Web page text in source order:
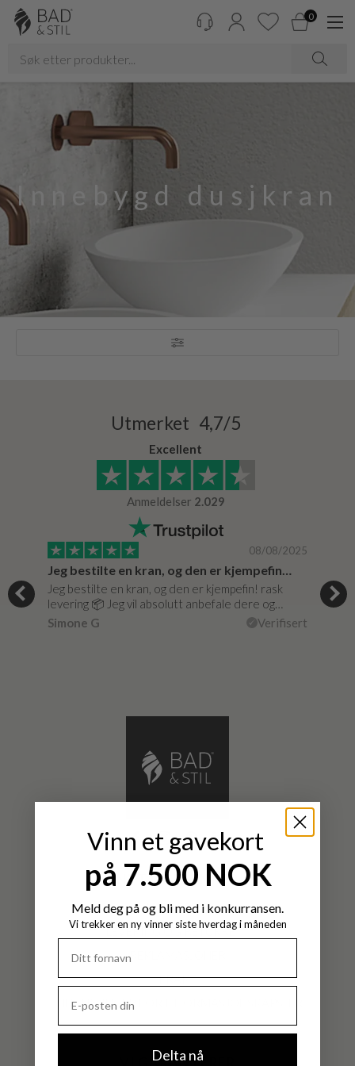
0
Innebygd dusjkran
Utmerket 4,7/5
Excellent
Anmeldelser 2.029
08/08/2025
Jeg bestilte en kran, og den er kjempefin…
Jeg bestilte en kran, og den er kjempefin! rask
levering 📦 Jeg vil absolutt anbefale dere og…
Simone G
Verifisert
NYTTIGE LENKER
ANGRERETT
LEVERING OG RETURRETT
REKLAMASJONER
FRAKT
INNSTILLINGER FOR INFORMASJONSKAPSLER
VI GARANTERER
Vinn et gavekort
på 7.500 NOK
Meld deg på og bli med i konkurransen.
Vi trekker en ny vinner siste hverdag i måneden
Delta nå